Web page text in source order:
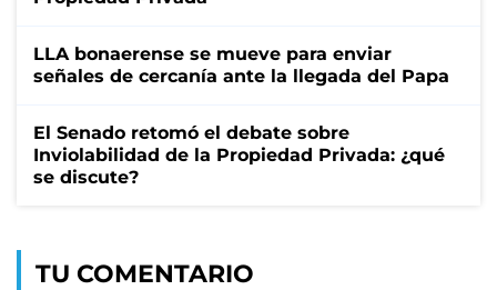
LLA bonaerense se mueve para enviar
señales de cercanía ante la llegada del Papa
El Senado retomó el debate sobre
Inviolabilidad de la Propiedad Privada: ¿qué
se discute?
TU COMENTARIO